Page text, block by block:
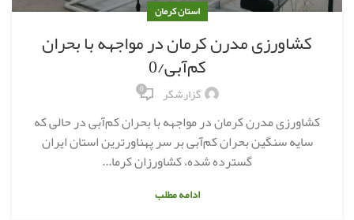
استان کرمان
کشاورزی مدرن کرمان در مواجهه با بحران
کم‌آبی/0
گزارشگر 0
کشاورزی مدرن کرمان در مواجهه با بحران کم‌آبی در حالی که
سایه سنگین بحران کم‌آبی بر سر پهناورترین استان ایران
گسترده شده، کشاورزان کرما...
ادامه مطلب